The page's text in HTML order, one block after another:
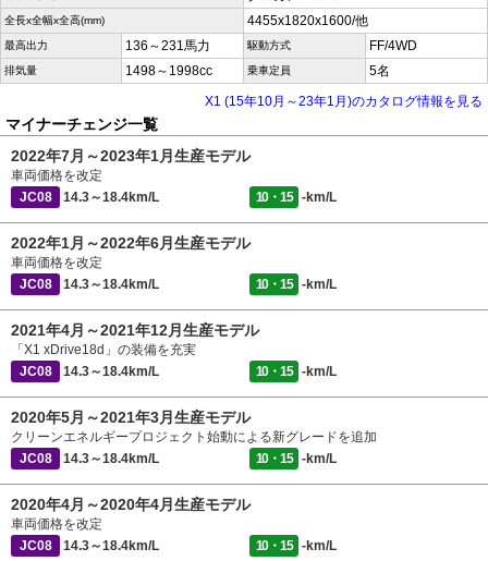
全長x全幅x全高(mm) 4455x1820x1600/他
最高出力 136～231馬力 駆動方式 FF/4WD
排気量 1498～1998cc 乗車定員
5名
X1 (15年10月～23年1月)のカタログ情報を見る
マイナーチェンジ一覧
2022年7月～2023年1月生産モデル
車両価格を改定
JC08
14.3～18.4km/L 10・15 -km/L
2022年1月～2022年6月生産モデル
車両価格を改定
JC08
14.3～18.4km/L 10・15 -km/L
2021年4月～2021年12月生産モデル
「X1 xDrive18d」の装備を充実
JC08
14.3～18.4km/L 10・15 -km/L
2020年5月～2021年3月生産モデル
クリーンエネルギープロジェクト始動による新グレードを追加
JC08
14.3～18.4km/L 10・15 -km/L
2020年4月～2020年4月生産モデル
車両価格を改定
JC08
14.3～18.4km/L 10・15 -km/L